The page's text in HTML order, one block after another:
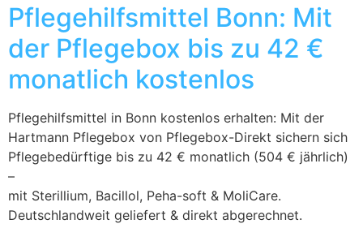
Pflegehilfsmittel Bonn: Mit
der Pflegebox bis zu 42 €
monatlich kostenlos
Pflegehilfsmittel in Bonn kostenlos erhalten: Mit der
Hartmann Pflegebox von Pflegebox-Direkt sichern sich
Pflegebedürftige bis zu 42 € monatlich (504 € jährlich)
–
mit Sterillium, Bacillol, Peha-soft & MoliCare.
Deutschlandweit geliefert & direkt abgerechnet.